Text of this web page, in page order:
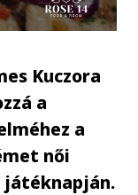
Kuczora
a
a
női
játéknapján.